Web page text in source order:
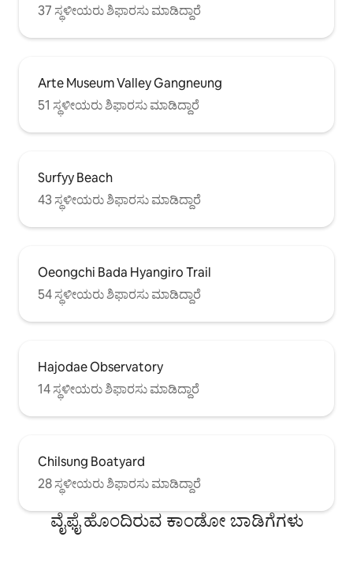
37 ಸ್ಥಳೀಯರು ಶಿಫಾರಸು ಮಾಡಿದ್ದಾರೆ
Arte Museum Valley Gangneung
51 ಸ್ಥಳೀಯರು ಶಿಫಾರಸು ಮಾಡಿದ್ದಾರೆ
Surfyy Beach
43 ಸ್ಥಳೀಯರು ಶಿಫಾರಸು ಮಾಡಿದ್ದಾರೆ
Oeongchi Bada Hyangiro Trail
54 ಸ್ಥಳೀಯರು ಶಿಫಾರಸು ಮಾಡಿದ್ದಾರೆ
Hajodae Observatory
14 ಸ್ಥಳೀಯರು ಶಿಫಾರಸು ಮಾಡಿದ್ದಾರೆ
Chilsung Boatyard
28 ಸ್ಥಳೀಯರು ಶಿಫಾರಸು ಮಾಡಿದ್ದಾರೆ
ವೈಫೈ ಹೊಂದಿರುವ ಕಾಂಡೋ ಬಾಡಿಗೆಗಳು